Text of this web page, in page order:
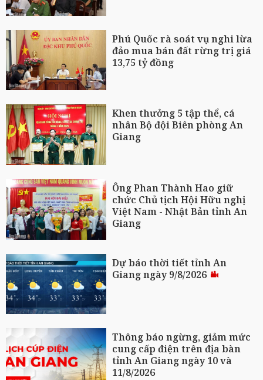
Phú Quốc rà soát vụ nghi lừa
đảo mua bán đất rừng trị giá
13,75 tỷ đồng
Khen thưởng 5 tập thể, cá
nhân Bộ đội Biên phòng An
Giang
Ông Phan Thành Hao giữ
chức Chủ tịch Hội Hữu nghị
Việt Nam - Nhật Bản tỉnh An
Giang
Dự báo thời tiết tỉnh An
Giang ngày 9/8/2026
Thông báo ngừng, giảm mức
cung cấp điện trên địa bàn
tỉnh An Giang ngày 10 và
11/8/2026